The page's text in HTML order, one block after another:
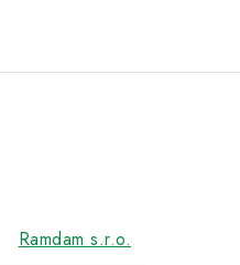
Ramdam s.r.o.